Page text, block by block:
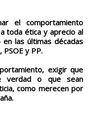
el comportamiento
toda ética y aprecio al
las últimas décadas
y PP.
exigir que
verdad o que sean
como merecen por